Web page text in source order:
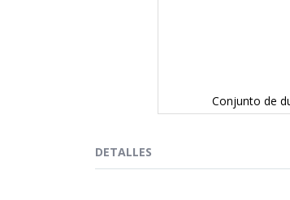
Conjunto de
comienzo
de
DETALLES